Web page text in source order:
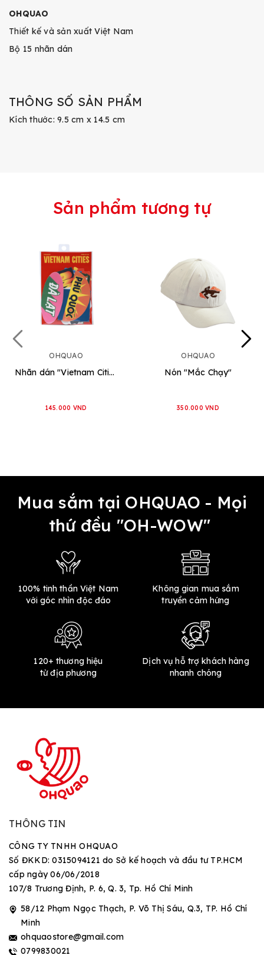
OHQUAO
Thiết kế và sản xuất Việt Nam
Bộ 15 nhãn dán
THÔNG SỐ SẢN PHẨM
Kích thước: 9.5 cm x 14.5 cm
Sản phẩm tương tự
OHQUAO
Nhãn dán "Vietnam Cities"
145.000 VND
OHQUAO
Nón "Mắc Chạy"
350.000 VND
Mua sắm tại OHQUAO - Mọi
thứ đều "OH-WOW"
100% tinh thần Việt Nam
với góc nhìn độc đáo
Không gian mua sắm
truyền cảm hứng
120+ thương hiệu
từ địa phương
Dịch vụ hỗ trợ khách hàng
nhanh chóng
THÔNG TIN
CÔNG TY TNHH OHQUAO
Số ĐKKD: 0315094121 do Sở kế hoạch và đầu tư TP.HCM
cấp ngày 06/06/2018
107/8 Trương Định, P. 6, Q. 3, Tp. Hồ Chí Minh
58/12 Phạm Ngọc Thạch, P. Võ Thị Sáu, Q.3, TP. Hồ Chí
Minh
ohquaostore@gmail.com
0799830021